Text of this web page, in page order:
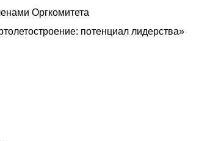
Оргкомитета
потенциал лидерства»